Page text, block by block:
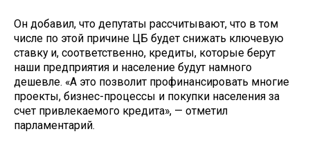
Он добавил, что депутаты рассчитывают, что в том
числе по этой причине ЦБ будет снижать ключевую
ставку и, соответственно, кредиты, которые берут
наши предприятия и население будут намного
дешевле. «А это позволит профинансировать многие
проекты, бизнес-процессы и покупки населения за
счет привлекаемого кредита», — отметил
парламентарий.